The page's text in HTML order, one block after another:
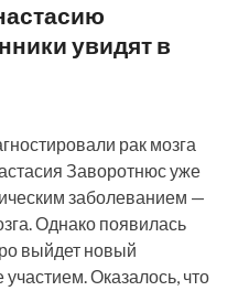
увидят в
рак мозга
Заворотнюс уже
заболеванием —
Однако появилась
выйдет новый
Оказалось, что